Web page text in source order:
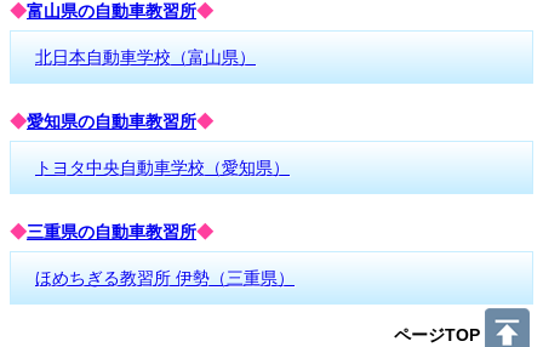
◆富山県の自動車教習所◆
北日本自動車学校（富山県）
◆愛知県の自動車教習所◆
トヨタ中央自動車学校（愛知県）
◆三重県の自動車教習所◆
ほめちぎる教習所 伊勢（三重県）
ページTOP